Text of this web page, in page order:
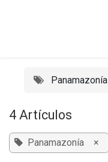
Panamazonía
4 Artículos
Panamazonía ×